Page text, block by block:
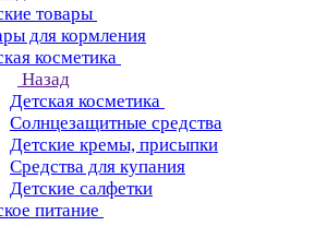
товары
для кормления
косметика
Назад
Детская косметика
Солнцезащитные средства
Детские кремы, присыпки
Средства для купания
Детские салфетки
питание